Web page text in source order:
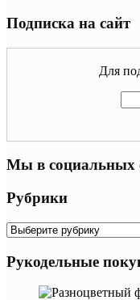
Подписка на сайт
Для
Мы в социальных
Рубрики
Рубрики
Рукодельные